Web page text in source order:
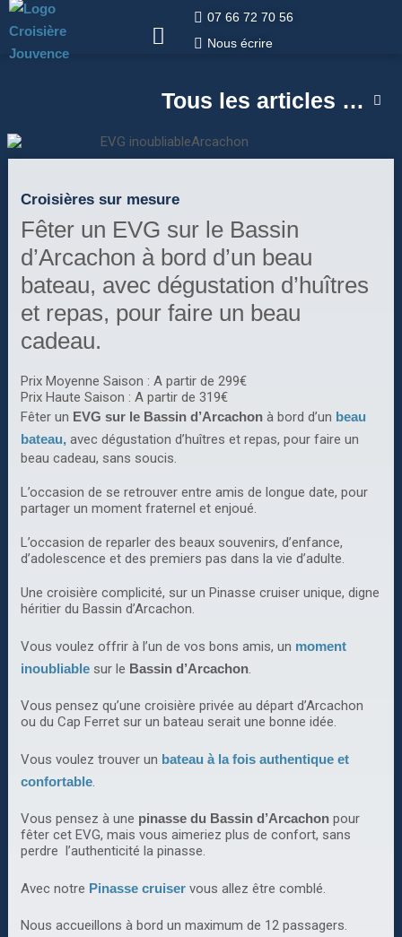
07 66 72 70 56
Nous écrire
Tous les articles …
Croisières sur mesure
Fêter un EVG sur le Bassin
d’Arcachon à bord d’un beau
bateau, avec dégustation d’huîtres
et repas, pour faire un beau
cadeau.
Prix Moyenne Saison : A partir de 299€
Prix Haute Saison : A partir de 319€
Fêter un EVG sur le Bassin d’Arcachon à bord d’un beau
bateau, avec dégustation d’huîtres et repas, pour faire un
beau cadeau, sans soucis.
L’occasion de se retrouver entre amis de longue date, pour
partager un moment fraternel et enjoué.
L’occasion de reparler des beaux souvenirs, d’enfance,
d’adolescence et des premiers pas dans la vie d’adulte.
Une croisière complicité, sur un Pinasse cruiser unique, digne
héritier du Bassin d’Arcachon.
Vous voulez offrir à l’un de vos bons amis, un moment
inoubliable sur le Bassin d’Arcachon.
Vous pensez qu’une croisière privée au départ d’Arcachon
ou du Cap Ferret sur un bateau serait une bonne idée.
Vous voulez trouver un bateau à la fois authentique et
confortable.
Vous pensez à une pinasse du Bassin d’Arcachon pour
fêter cet EVG, mais vous aimeriez plus de confort, sans
perdre l’authenticité la pinasse.
Avec notre Pinasse cruiser vous allez être comblé.
Nous accueillons à bord un maximum de 12 passagers.